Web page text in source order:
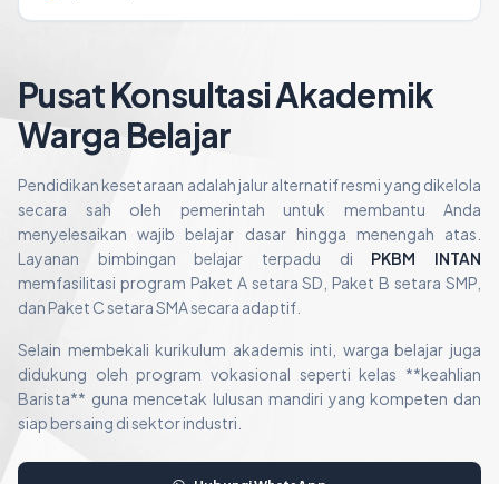
Pusat Konsultasi Akademik
Warga Belajar
Pendidikan kesetaraan adalah jalur alternatif resmi yang dikelola
secara sah oleh pemerintah untuk membantu Anda
menyelesaikan wajib belajar dasar hingga menengah atas.
Layanan bimbingan belajar terpadu di PKBM INTAN
memfasilitasi program Paket A setara SD, Paket B setara SMP,
dan Paket C setara SMA secara adaptif.
Selain membekali kurikulum akademis inti, warga belajar juga
didukung oleh program vokasional seperti kelas **keahlian
Barista** guna mencetak lulusan mandiri yang kompeten dan
siap bersaing di sektor industri.